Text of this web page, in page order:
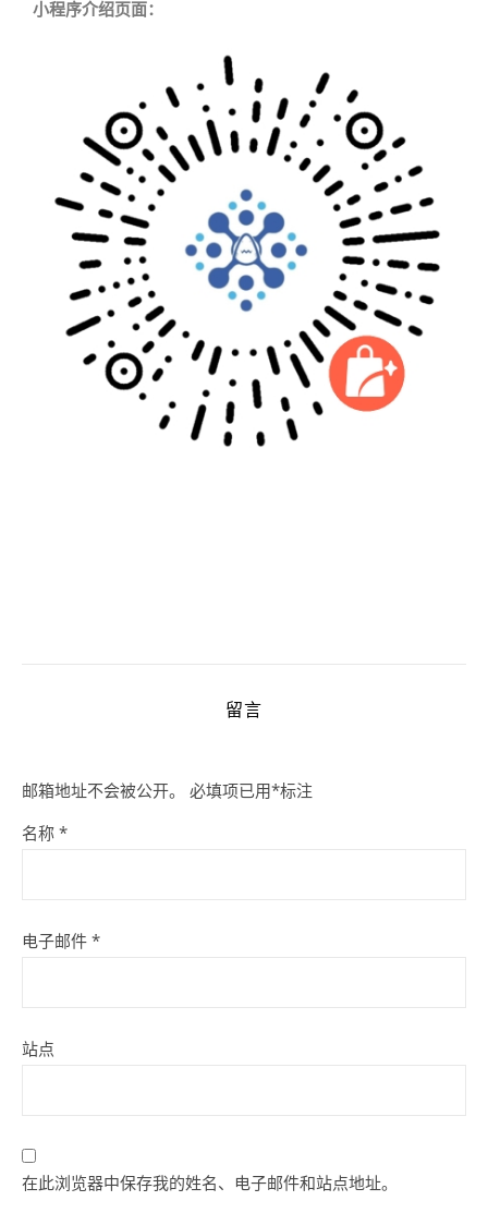
小程序介绍页面：
留言
邮箱地址不会被公开。 必填项已用*标注
名称 *
电子邮件 *
站点
在此浏览器中保存我的姓名、电子邮件和站点地址。